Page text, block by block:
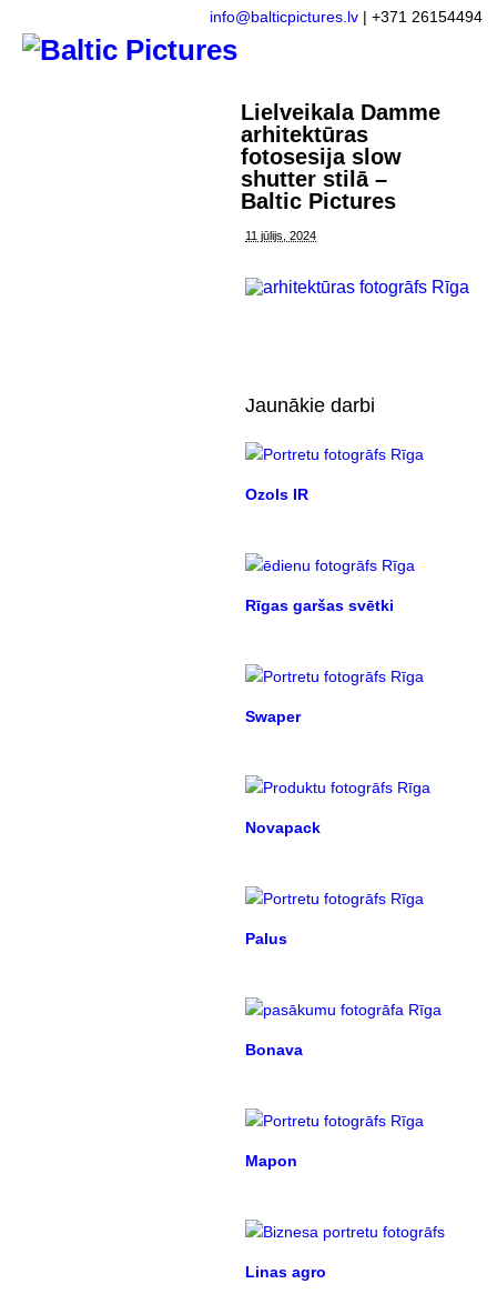
info@balticpictures.lv| +371 26154494
Lielveikala Damme
arhitektūras
fotosesija slow
shutter stilā –
Baltic Pictures
11 jūlijs, 2024
Jaunākie darbi
Ozols IR
Rīgas garšas svētki
Swaper
Novapack
Palus
Bonava
Mapon
Linas agro